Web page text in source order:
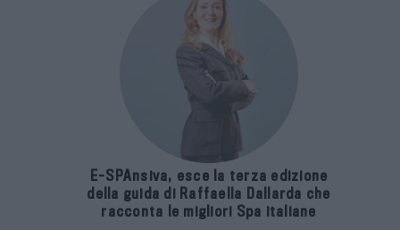
E-SPAnsiva, esce la terza edizione
della guida di Raffaella Dallarda che
racconta le migliori Spa italiane